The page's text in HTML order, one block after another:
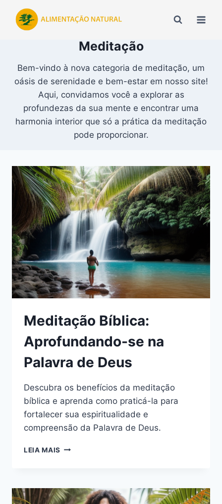
para
Meditação
Bem-vindo à nova categoria de meditação, um
oásis de serenidade e bem-estar em nosso site!
Aqui, convidamos você a explorar as
profundezas da sua mente e encontrar uma
harmonia interior que só a prática da meditação
pode proporcionar.
Meditação Bíblica:
Aprofundando-se na
Palavra de Deus
Descubra os benefícios da meditação
bíblica e aprenda como praticá-la para
fortalecer sua espiritualidade e
compreensão da Palavra de Deus.
LEIA MAIS MEDITAÇÃO
NA
PALAVRA